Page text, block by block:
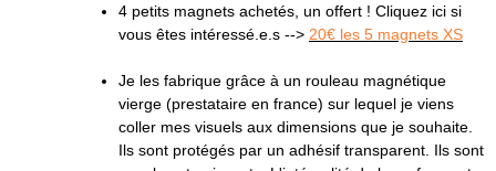
4 petits magnets achetés, un offert ! Cliquez ici si
vous êtes intéressé.e.s --> 20€ les 5 magnets XS
Je les fabrique grâce à un rouleau magnétique
vierge (prestataire en france) sur lequel je viens
coller mes visuels aux dimensions que je souhaite.
Ils sont protégés par un adhésif transparent. Ils sont